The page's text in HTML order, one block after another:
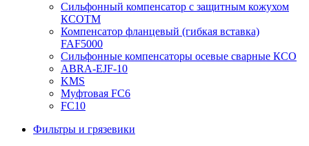
Сильфонный компенсатор с защитным кожухом
КСОТM
Компенсатор фланцевый (гибкая вставка)
FAF5000
Сильфонные компенсаторы осевые сварные КСО
ABRA-EJF-10
KMS
Муфтовая FC6
FC10
Фильтры и грязевики